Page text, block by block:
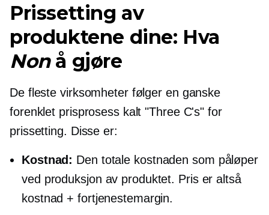
Prissetting av
produktene dine: Hva
Nonå gjøre
De fleste virksomheter følger en ganske
forenklet prisprosess kalt "Three C's" for
prissetting. Disse er:
Kostnad: Den totale kostnaden som påløper
ved produksjon av produktet. Pris er altså
kostnad + fortjenestemargin.